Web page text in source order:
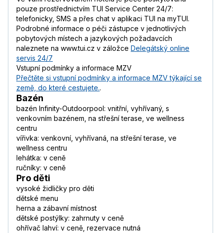
pouze prostřednictvím TUI Service Center 24/7:
telefonicky, SMS a přes chat v aplikaci TUI na myTUI.
Podrobné informace o péči zástupce v jednotlivých
pobytových místech a jazykových požadavcích
naleznete na www.tui.cz v záložce Delegátský online
servis 24/7
Vstupní podmínky a informace MZV
Přečtěte si vstupní podmínky a informace MZV týkající se
země, do které cestujete..
Bazén
bazén Infinity-Outdoorpool: vnitřní, vyhřívaný, s
venkovním bazénem, na střešní terase, ve wellness
centru
vířivka: venkovní, vyhřívaná, na střešní terase, ve
wellness centru
lehátka: v ceně
ručníky: v ceně
Pro děti
vysoké židličky pro děti
dětské menu
herna a zábavní místnost
dětské postýlky: zahrnuty v ceně
ohřívač lahví: v ceně, rezervace nutná